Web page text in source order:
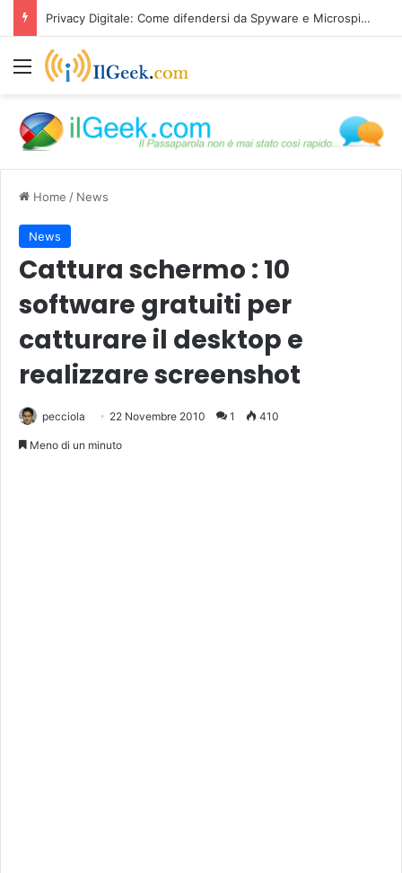
Privacy Digitale: Come difendersi da Spyware e Microspie di Nuova Generazione
Menu
Home / News
News
Cattura schermo : 10
software gratuiti per
catturare il desktop e
realizzare screenshot
pecciola 22 Novembre 2010 1 410
Meno di un minuto